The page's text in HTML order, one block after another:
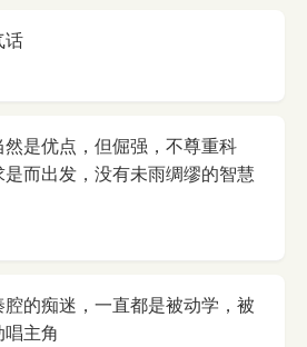
话
然是优点，但倔强，不尊重科
而出发，没有未雨绸缪的智慧
的痴迷，一直都是被动学，被
主角